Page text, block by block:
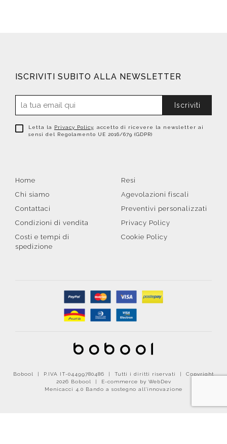
ISCRIVITI SUBITO ALLA NEWSLETTER
Iscriviti
Letta la Privacy Policy , accetto di ricevere la newsletter ai
sensi del Regolamento UE 2016/679 (GDPR)
Home
Chi siamo
Contattaci
Condizioni di vendita
Costi e tempi di
spedizione
Resi
Agevolazioni fiscali
Preventivi personalizzati
Privacy Policy
Cookie Policy
Bobool | P.IVA IT-04499780486 | Tutti i diritti riservati | Copyright
2026 Bobool |
E-commerce by WebDev
Menicacci 4.0 Bando a sostegno all'innovazione